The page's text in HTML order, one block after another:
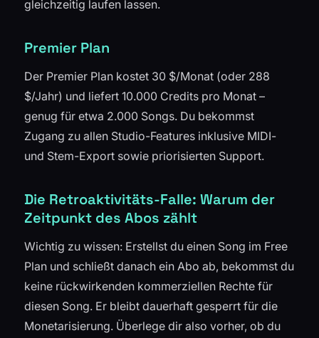
gleichzeitig laufen lassen.
Premier Plan
Der Premier Plan kostet 30 $/Monat (oder 288
$/Jahr) und liefert 10.000 Credits pro Monat –
genug für etwa 2.000 Songs. Du bekommst
Zugang zu allen Studio-Features inklusive MIDI-
und Stem-Export sowie priorisierten Support.
Die Retroaktivitäts-Falle: Warum der
Zeitpunkt des Abos zählt
Wichtig zu wissen: Erstellst du einen Song im Free
Plan und schließt danach ein Abo ab, bekommst du
keine rückwirkenden kommerziellen Rechte für
diesen Song. Er bleibt dauerhaft gesperrt für die
Monetarisierung. Überlege dir also vorher, ob du